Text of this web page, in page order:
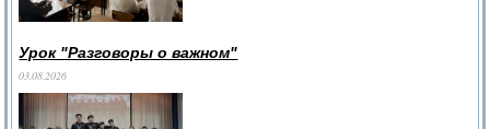
Урок "Разговоры о важном"
03.08.2026